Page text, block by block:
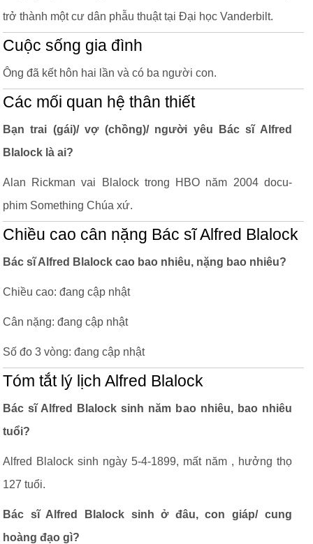
trở thành một cư dân phẫu thuật tại Đại học Vanderbilt.
Cuộc sống gia đình
Ông đã kết hôn hai lần và có ba người con.
Các mối quan hệ thân thiết
Bạn trai (gái)/ vợ (chồng)/ người yêu Bác sĩ Alfred
Blalock là ai?
Alan Rickman vai Blalock trong HBO năm 2004 docu-
phim Something Chúa xứ.
Chiều cao cân nặng Bác sĩ Alfred Blalock
Bác sĩ Alfred Blalock cao bao nhiêu, nặng bao nhiêu?
Chiều cao: đang cập nhật
Cân nặng: đang cập nhật
Số đo 3 vòng: đang cập nhật
Tóm tắt lý lịch Alfred Blalock
Bác sĩ Alfred Blalock sinh năm bao nhiêu, bao nhiêu
tuổi?
Alfred Blalock sinh ngày 5-4-1899, mất năm , hưởng thọ
127 tuổi.
Bác sĩ Alfred Blalock sinh ở đâu, con giáp/ cung
hoàng đạo gì?